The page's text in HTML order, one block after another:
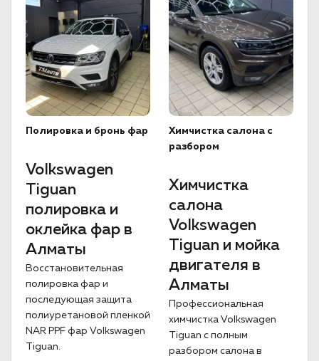
Полировка и бронь фар
Volkswagen
Tiguan
полировка и
оклейка фар в
Алматы
Восстановительная
полировка фар и
последующая защита
полиуретановой пленкой
NAR PPF фар Volkswagen
Tiguan.
Химчистка салона с
разбором
Химчистка
салона
Volkswagen
Tiguan и мойка
двигателя в
Алматы
Профессиональная
химчистка Volkswagen
Tiguan с полным
разбором салона в